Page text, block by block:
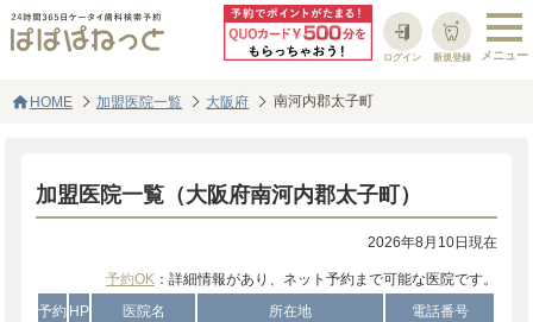
新規登録
ログイン
homeHOME 加盟医院一覧 大阪府 南河内郡太子町
加盟医院一覧（大阪府南河内郡太子町）
2026年8月10日現在
予約OK：詳細情報があり、ネット予約まで可能な医院です。
予約 HP 医院名 所在地 電話番号